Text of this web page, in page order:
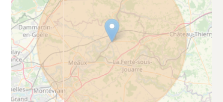
Cocherel
Le Plessis Placy
Isles les Meldeuses
Dhuisy
Etrepilly
Coulombs en Valois
Congis sur Therouanne
Douy la Ramée
Geremigny sous Coulombs
Ocquerre
May en Multien
Vincy Manoeuvre
Trocy en Multien